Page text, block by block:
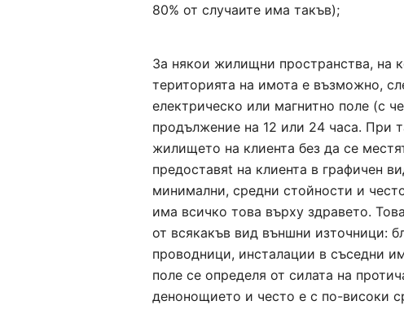
80% от случаите има такъв);
За някои жилищни пространства, на
територията на имота е възможно,
електрическо или магнитно поле (с
продължение на 12 или 24 часа. При
жилището на клиента без да се
предоставяt на клиента в графичен
минимални, средни стойности и
има всичко това върху здравето.
от всякакъв вид външни източници:
проводници, инсталации в съседни
поле се определя от силата на
денонощието и често е с по-високи